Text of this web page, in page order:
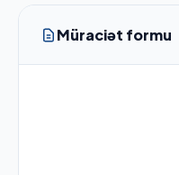
Müraciət formu